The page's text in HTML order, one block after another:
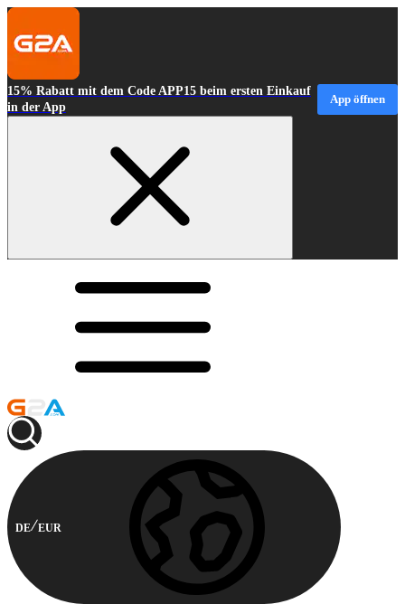
15% Rabatt mit dem Code APP15 beim ersten Einkauf
in der App
App öffnen
DE EUR